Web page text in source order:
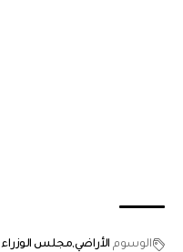
الوسوم الأراضيمجلس الوزراء